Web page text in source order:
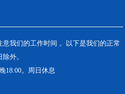
我们的工作时间 。以下是我们的正常
外。
18:00。周日休息